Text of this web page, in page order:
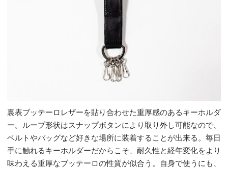
裏表ブッテーロレザーを貼り合わせた重厚感のあるキーホルダ
ー。ループ形状はスナップボタンにより取り外し可能なので、
ベルトやバッグなど好きな場所に装着することが出来る。毎日
手に触れるキーホルダーだからこそ、耐久性と経年変化をより
味わえる重厚なブッテーロの性質が似合う。自身で使うにも、